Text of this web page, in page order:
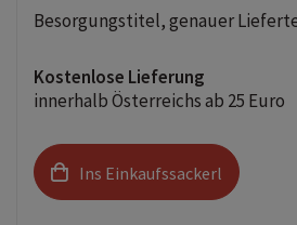
Welt voller Magie, wo sie
mystische und spannende Abenteuer
Mörath stets mit einem zwinkernden
Besorgungstitel, genauer
Kostenlose Lieferung
innerhalb Österreichs ab 25 Euro
Ins Einkaufssackerl